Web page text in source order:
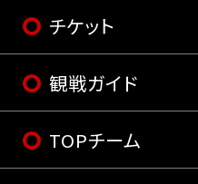
チケット
観戦ガイド
TOPチーム